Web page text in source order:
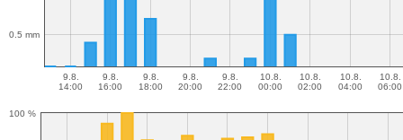
9.8.
14:00
9.8.
16:00
9.8.
18:00
9.8.
20:00
9.8.
22:00
10.8.
00:00
10.8.
02:00
10.8.
04:00
10.8.
06:00
0.5 mm
100 %